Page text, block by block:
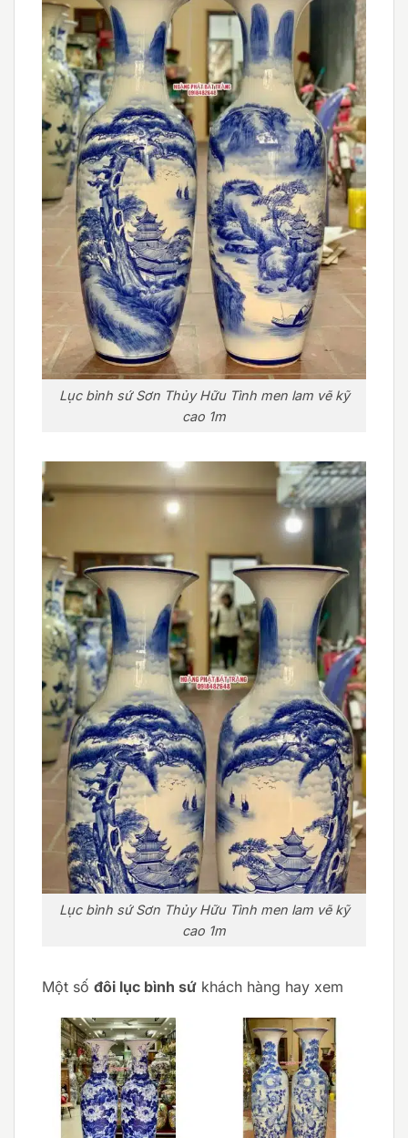
Lục bình sứ Sơn Thủy Hữu Tình men lam vẽ kỹ
cao 1m
Lục bình sứ Sơn Thủy Hữu Tình men lam vẽ kỹ
cao 1m
Một số đôi lục bình sứ khách hàng hay xem